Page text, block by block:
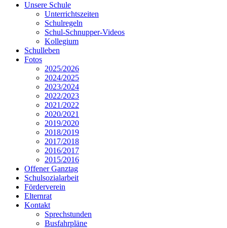
Unsere Schule
Unterrichtszeiten
Schulregeln
Schul-Schnupper-Videos
Kollegium
Schulleben
Fotos
2025/2026
2024/2025
2023/2024
2022/2023
2021/2022
2020/2021
2019/2020
2018/2019
2017/2018
2016/2017
2015/2016
Offener Ganztag
Schulsozialarbeit
Förderverein
Elternrat
Kontakt
Sprechstunden
Busfahrpläne